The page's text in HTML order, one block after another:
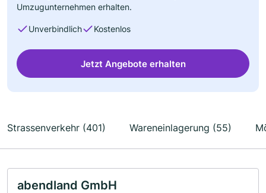
Umzugunternehmen erhalten.
Unverbindlich Kostenlos
Jetzt Angebote erhalten
Strassenverkehr (401) Wareneinlagerung (55)
abendland GmbH